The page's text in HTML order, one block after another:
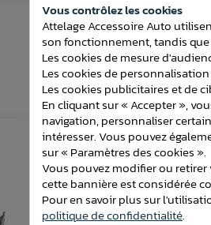
Vous contrôlez les cookies
Attelage Accessoire Auto
son fonctionnement, tandis
Les cookies de mesure
Les cookies de
Les cookies publicitaires et de
En cliquant sur « Accepter »,
navigation, personnaliser
intéresser. Vous pouvez
sur « Paramètres des cookies ».
Vous pouvez modifier ou
cette bannière est considérée
Pour en savoir plus sur
politique de confidentialité.